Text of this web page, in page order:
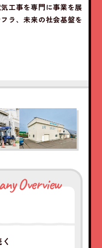
工事を専門に事業を展
ラ、未来の社会基盤を
Overview